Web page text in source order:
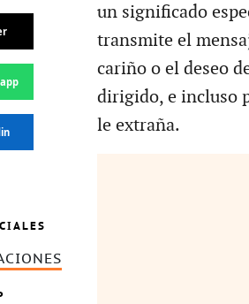
un significado
transmite el
cariño o el deseo
dirigido, e incluso
le extraña.